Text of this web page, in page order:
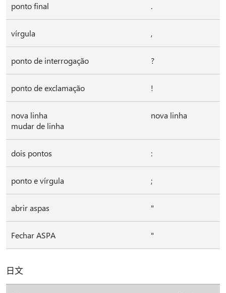
ponto final .
vírgula ,
ponto de interrogação ?
ponto de exclamação !
nova linha
mudar de linha
nova linha
dois pontos :
ponto e vírgula ;
abrir aspas "
Fechar ASPA "
日文